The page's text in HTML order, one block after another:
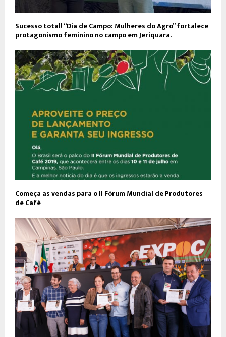
Sucesso total! “Dia de Campo: Mulheres do Agro” fortalece
protagonismo feminino no campo em Jeriquara.
Começa as vendas para o II Fórum Mundial de Produtores
de Café